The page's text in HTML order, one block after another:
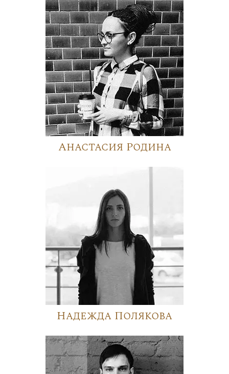
Анастасия Родина
Надежда Полякова